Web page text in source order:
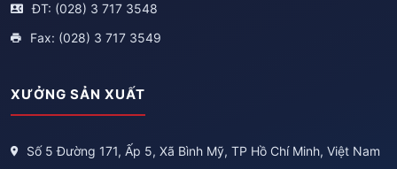
ĐT: (028) 3 717 3548
Fax: (028) 3 717 3549
XƯỞNG SẢN XUẤT
Số 5 Đường 171, Ấp 5, Xã Bình Mỹ, TP Hồ Chí Minh, Việt Nam